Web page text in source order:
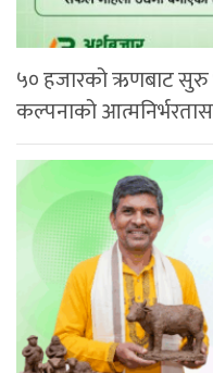
५० हजारको ऋणबाट
कल्पनाको